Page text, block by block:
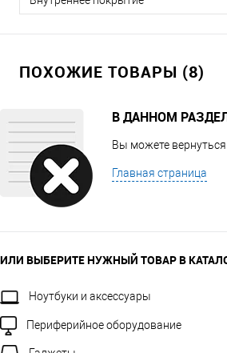
ПОХОЖИЕ ТОВАРЫ (8)
В ДАННОМ
Вы можете
Главная страница
ИЛИ ВЫБЕРИТЕ НУЖНЫЙ ТОВАР В
Ноутбуки и аксессуары
Периферийное оборудование